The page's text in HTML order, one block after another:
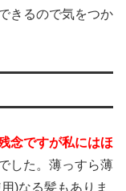
きるので気をつか
念ですが私にはほ
した。薄っすら薄
)なる髪もありま